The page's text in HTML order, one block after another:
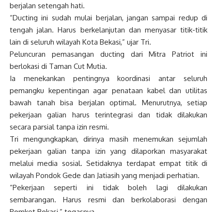
berjalan setengah hati.
“Ducting ini sudah mulai berjalan, jangan sampai redup di
tengah jalan. Harus berkelanjutan dan menyasar titik-titik
lain di seluruh wilayah Kota Bekasi,” ujar Tri.
Peluncuran pemasangan ducting dari Mitra Patriot ini
berlokasi di Taman Cut Mutia.
Ia menekankan pentingnya koordinasi antar seluruh
pemangku kepentingan agar penataan kabel dan utilitas
bawah tanah bisa berjalan optimal. Menurutnya, setiap
pekerjaan galian harus terintegrasi dan tidak dilakukan
secara parsial tanpa izin resmi.
Tri mengungkapkan, dirinya masih menemukan sejumlah
pekerjaan galian tanpa izin yang dilaporkan masyarakat
melalui media sosial. Setidaknya terdapat empat titik di
wilayah Pondok Gede dan Jatiasih yang menjadi perhatian.
“Pekerjaan seperti ini tidak boleh lagi dilakukan
sembarangan. Harus resmi dan berkolaborasi dengan